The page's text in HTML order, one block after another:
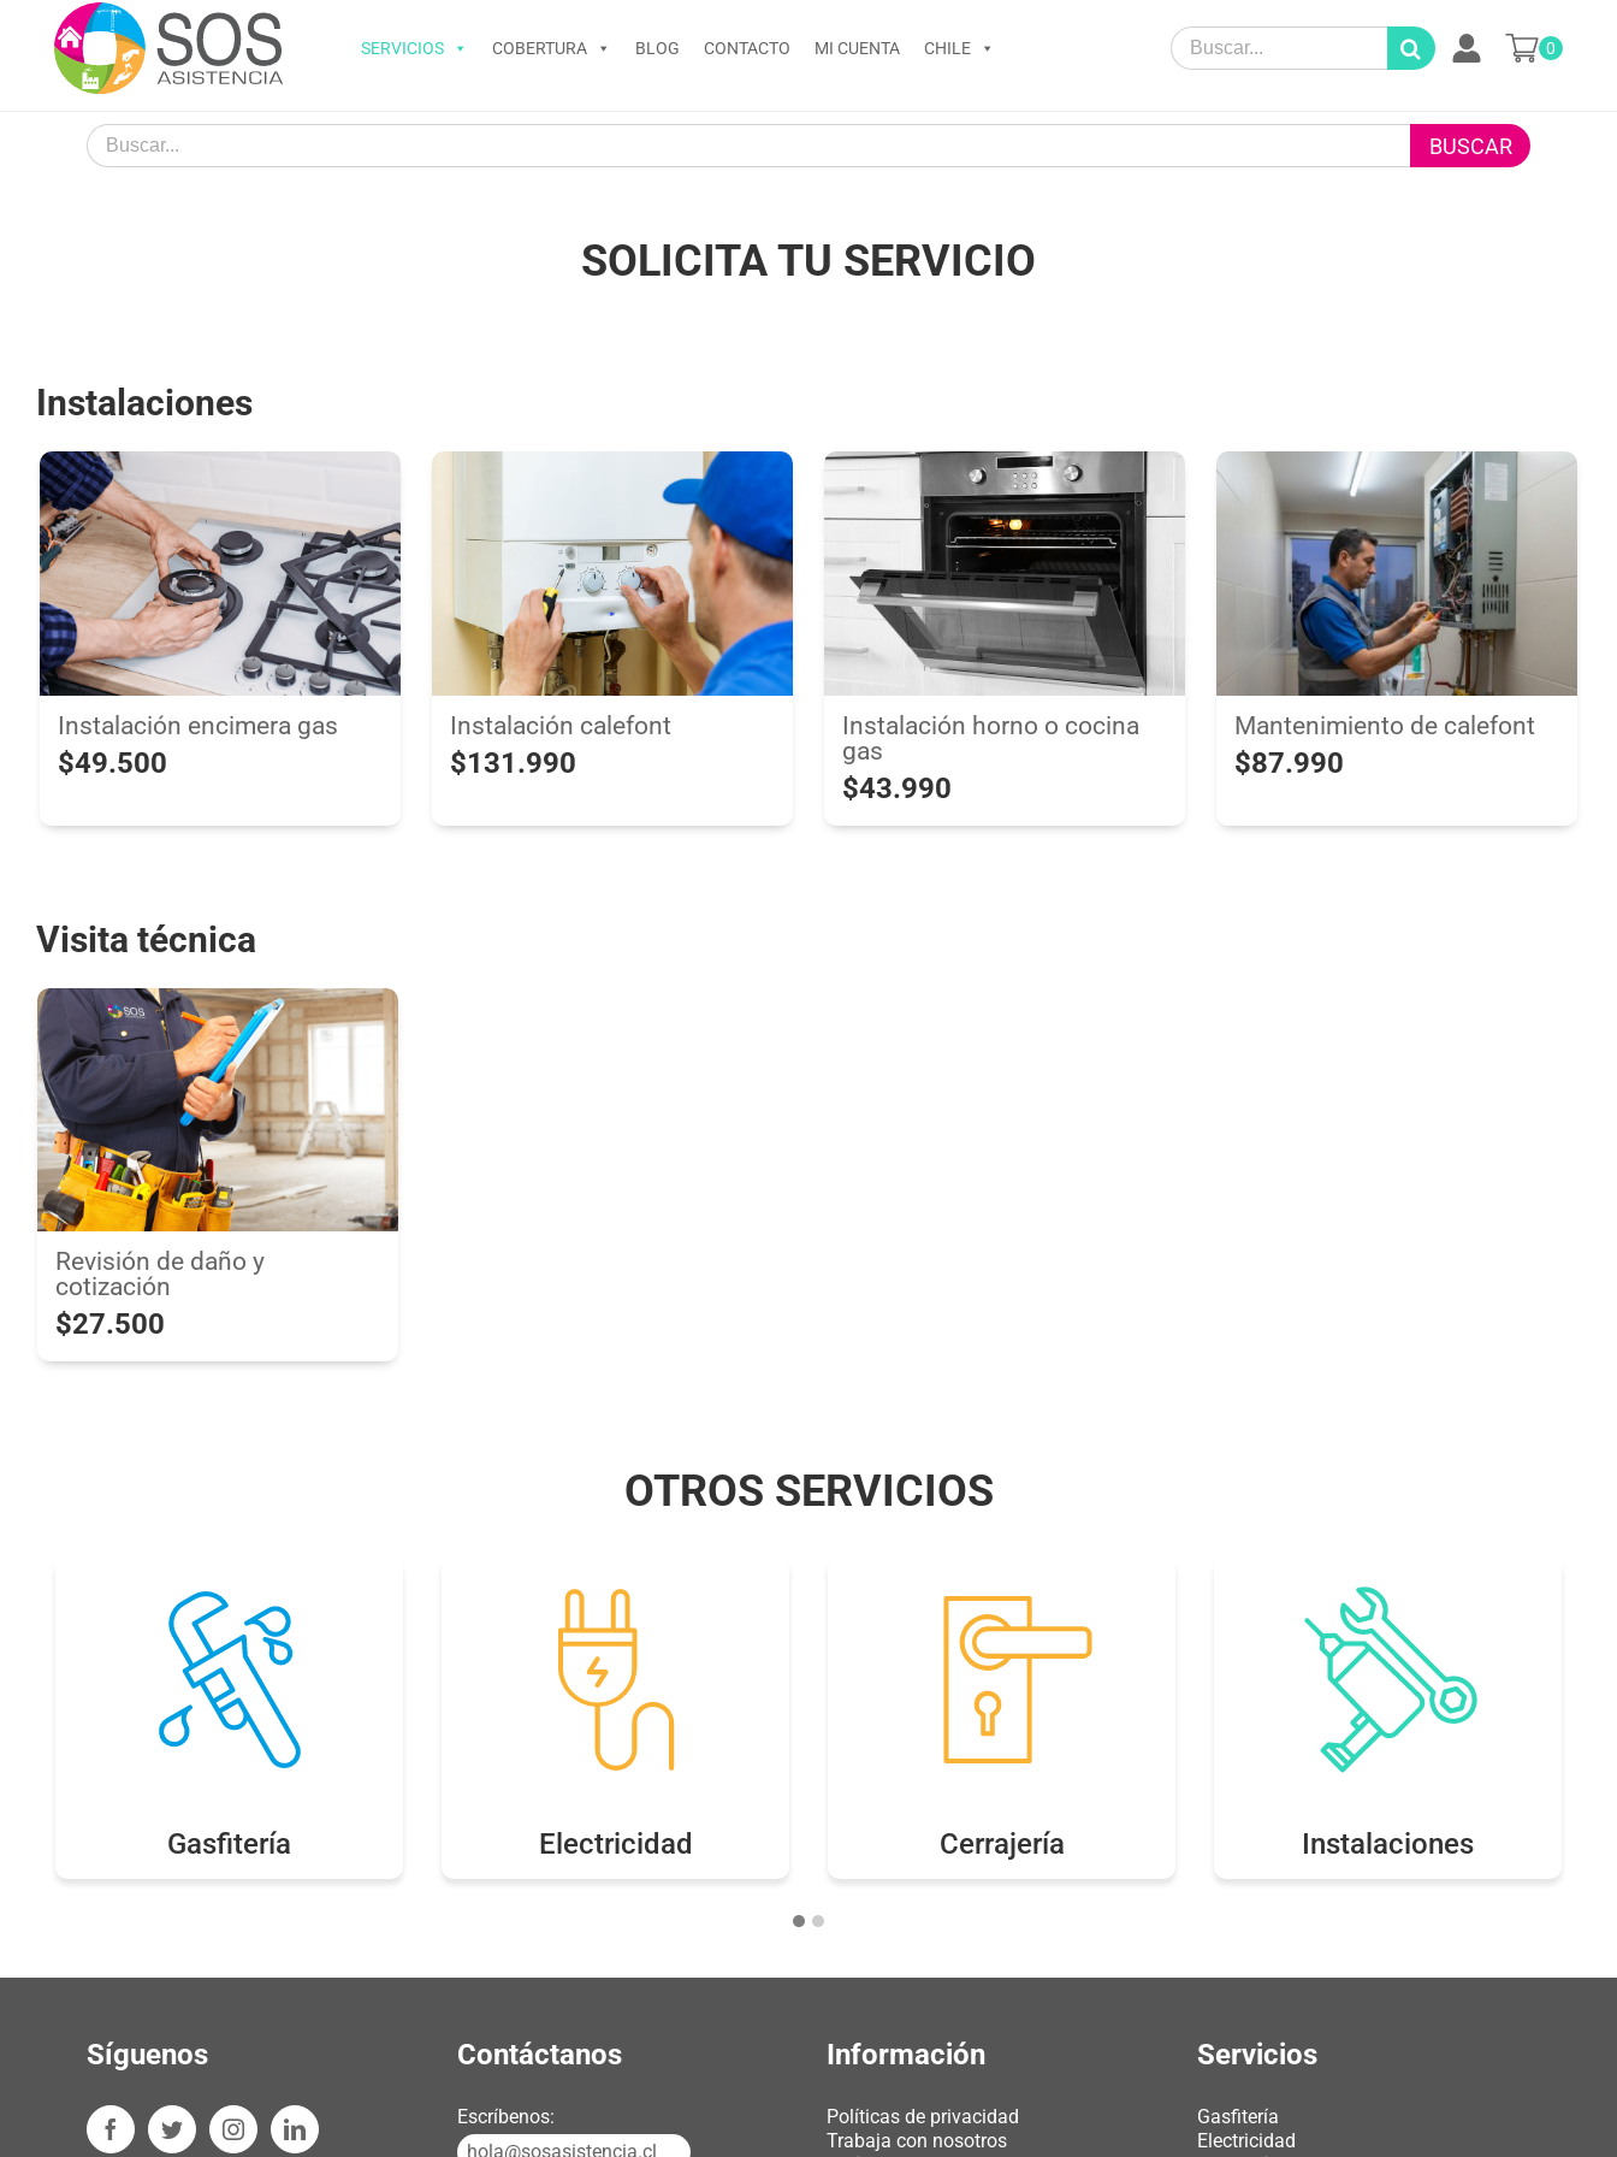
contenido
SERVICIOS COBERTURA BLOG CONTACTO MI CUENTA CHILE
Search
for:
0
SOLICITA TU SERVICIO
Instalaciones
Instalación encimera gas
$49.500
Instalación calefont
$131.990
Instalación horno o cocina
gas
$43.990
Mantenimiento de calefont
$87.990
Visita técnica
Revisión de daño y
cotización
$27.500
OTROS SERVICIOS
Gasfitería Electricidad Cerrajería Instalaciones
Síguenos Contáctanos
Escríbenos:
hola@sosasistencia.cl
Información
Políticas de privacidad
Trabaja con nosotros
Servicios
Gasfitería
Electricidad